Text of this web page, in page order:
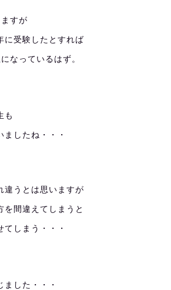
すが
に受験したとすれば
なっているはず。
も
ましたね・・・
違うとは思いますが
を間違えてしまうと
しまう・・・
ました・・・